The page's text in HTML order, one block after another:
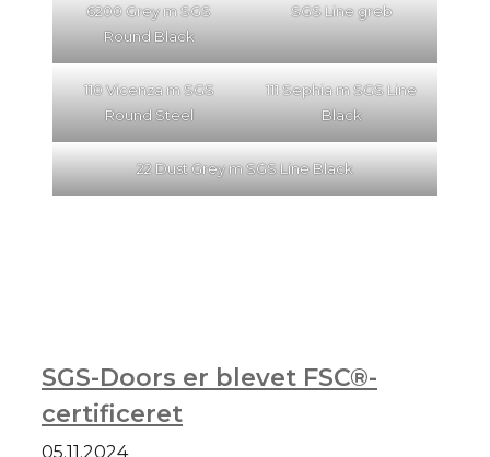
6200 Grey m SGS
Round Black
SGS Line greb
110 Vicenza m SGS
Round Steel
111 Sephia m SGS Line
Black
22 Dust Grey m SGS Line Black
SGS-Doors er blevet FSC®-
certificeret
05.11.2024